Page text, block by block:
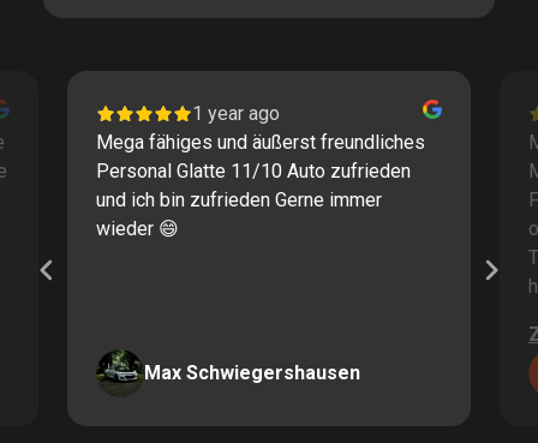
1 year ago
Mega fähiges und äußerst freundliches
Personal Glatte 11/10 Auto zufrieden
und ich bin zufrieden Gerne immer
wieder 😄
Max Schwiegershausen